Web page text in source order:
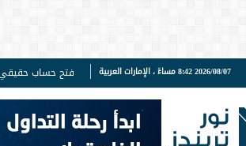
2026/08/07 8:42 مساءً ، الإمارات العربية فتح حساب